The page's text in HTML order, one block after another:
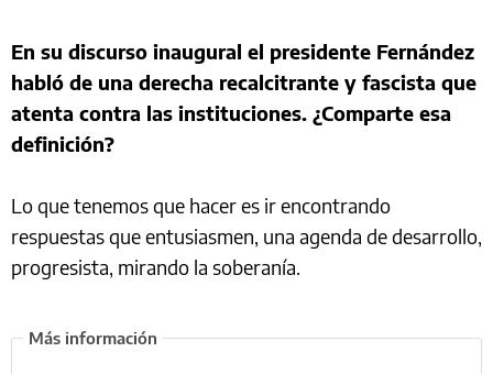
En su discurso inaugural el presidente Fernández
habló de una derecha recalcitrante y fascista que
atenta contra las instituciones. ¿Comparte esa
definición?
Lo que tenemos que hacer es ir encontrando
respuestas que entusiasmen, una agenda de desarrollo,
progresista, mirando la soberanía.